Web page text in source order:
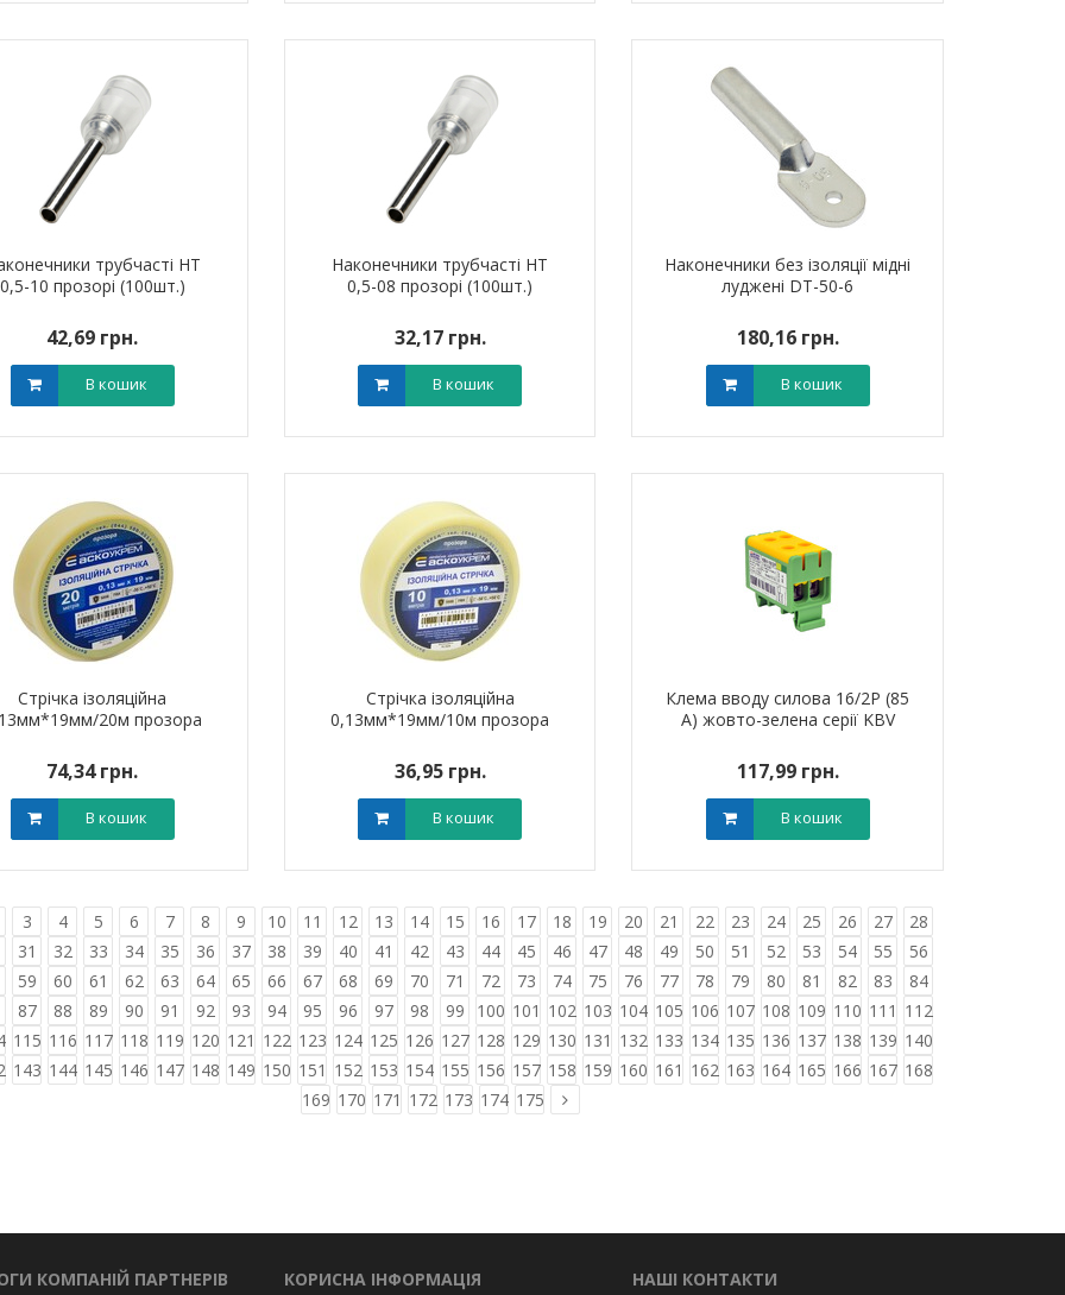
трубчасті НТ
0,5-10 прозорі (100шт.)
42,69 грн.
В кошик
Наконечники трубчасті НТ
0,5-08 прозорі (100шт.)
32,17 грн.
В кошик
Наконечники без ізоляції мідні
луджені DТ-50-6
180,16 грн.
В кошик
Стрічка ізоляційна
20м прозора
74,34 грн.
В кошик
Стрічка ізоляційна
0,13мм*19мм/10м прозора
36,95 грн.
В кошик
Клема вводу силова 16/2Р (85
А) жовто-зелена серії KBV
117,99 грн.
В кошик
3 4 5 6 7 8 9 10 11 12 13 14 15 16 17 18 19 20 21 22 23 24 25 26 27
28
31 32 33 34 35 36 37 38 39 40 41 42 43 44 45 46 47 48 49 50 51 52 53 54 55
56
59 60 61 62 63 64 65 66 67 68 69 70 71 72 73 74 75 76 77 78 79 80 81 82 83
84
87 88 89 90 91 92 93 94 95 96 97 98 99 100 101 102 103 104 105 106 107 108 109 110 111 112
115 116 117 118 119 120 121 122 123 124 125 126 127 128 129 130 131 132 133 134 135 136 137 138 139 140
143 144 145 146 147 148 149 150 151 152 153 154 155 156 157 158 159 160 161 162 163 164 165 166 167 168
169 170 171 172 173 174 175
КОМПАНІЙ ПАРТНЕРІВ КОРИСНА ІНФОРМАЦІЯ НАШІ КОНТАКТИ